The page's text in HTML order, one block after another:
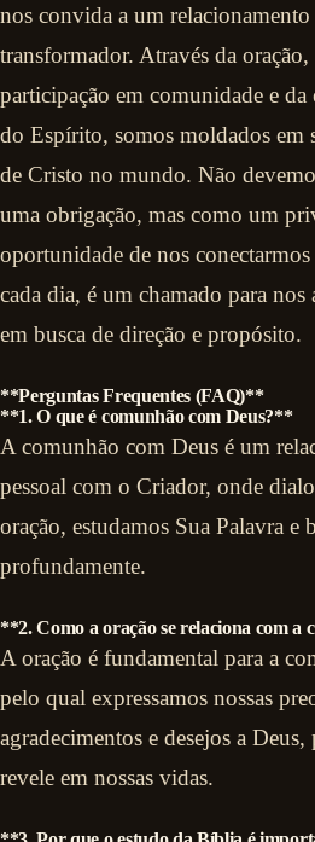
nos convida a um
transformador. Através da
participação em comunidade e
do Espírito, somos moldados em
de Cristo no mundo. Não
uma obrigação, mas como um
oportunidade de nos
cada dia, é um chamado para
em busca de direção e propósito.
**Perguntas Frequentes (FAQ)**
**1. O que é comunhão com Deus?**
A comunhão com Deus é um
pessoal com o Criador, onde
oração, estudamos Sua Palavra e
profundamente.
**2. Como a oração se relaciona com a
A oração é fundamental para a
pelo qual expressamos nossas
agradecimentos e desejos a
revele em nossas vidas.